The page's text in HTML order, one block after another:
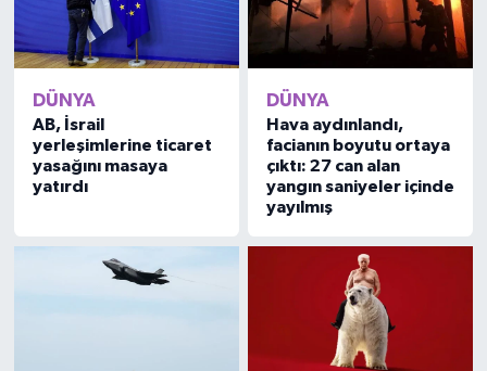
DÜNYA
AB, İsrail
yerleşimlerine ticaret
yasağını masaya
yatırdı
DÜNYA
Hava aydınlandı,
facianın boyutu ortaya
çıktı: 27 can alan
yangın saniyeler içinde
yayılmış